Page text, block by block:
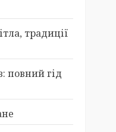
традиції
повний гід